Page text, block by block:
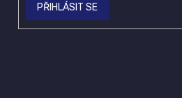
PŘIHLÁSIT SE